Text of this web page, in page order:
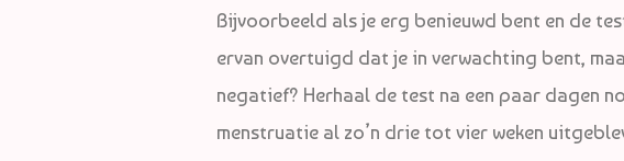
Bijvoorbeeld als je erg benieuwd bent en de
ervan overtuigd dat je in verwachting bent,
negatief? Herhaal de test na een paar dagen
menstruatie al zo’n drie tot vier weken